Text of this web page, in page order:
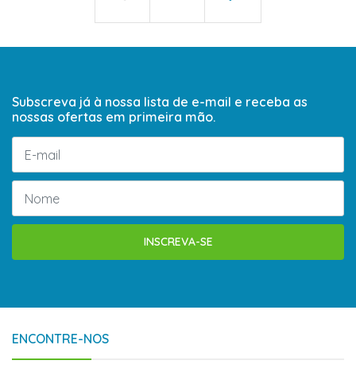
Subscreva já à nossa lista de e-mail e receba as
nossas ofertas em primeira mão.
INSCREVA-SE
ENCONTRE-NOS